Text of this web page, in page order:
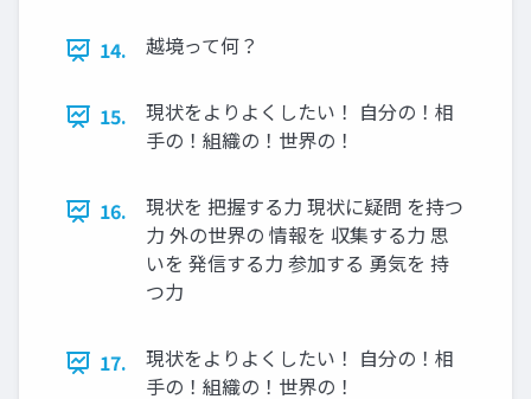
14. 越境って何？
15.
現状をよりよくしたい！ 自分の！相
手の！組織の！世界の！
16.
現状を 把握する力 現状に疑問 を持つ
力 外の世界の 情報を 収集する力 思
いを 発信する力 参加する 勇気を 持
つ力
17.
現状をよりよくしたい！ 自分の！相
手の！組織の！世界の！